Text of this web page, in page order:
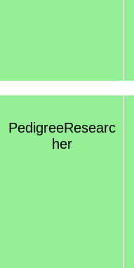
PedigreeResearc
her